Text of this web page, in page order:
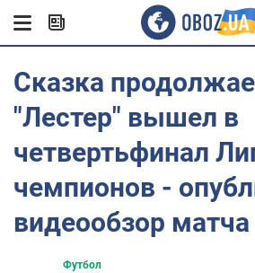
Сказка
"Лестер" вышел в
четвертьфинал
чемпионов -
видеообзор матча
Футбол